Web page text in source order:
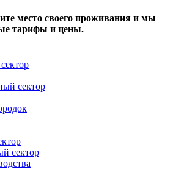
место своего проживания и мы
тарифы и цены.
сектор
сектор